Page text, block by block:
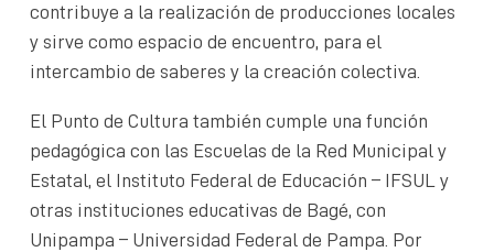
contribuye a la realización de producciones locales
y sirve como espacio de encuentro, para el
intercambio de saberes y la creación colectiva.
El Punto de Cultura también cumple una función
pedagógica con las Escuelas de la Red Municipal y
Estatal, el Instituto Federal de Educación – IFSUL y
otras instituciones educativas de Bagé, con
Unipampa – Universidad Federal de Pampa. Por